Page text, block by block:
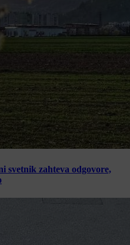
svetnik zahteva odgovore,